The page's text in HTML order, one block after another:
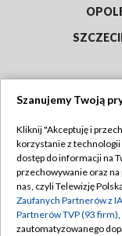
Abonament TVP
Emisja w TVP
Centrum
Szanujemy Twoją
Kliknij "Akceptuję i
korzystanie z
dostęp do informacji na
przechowywanie oraz
nas, czyli Telewizję
Zaufanych Partnerów z
Partnerów TVP (93 firm)
zautomatyzowanego